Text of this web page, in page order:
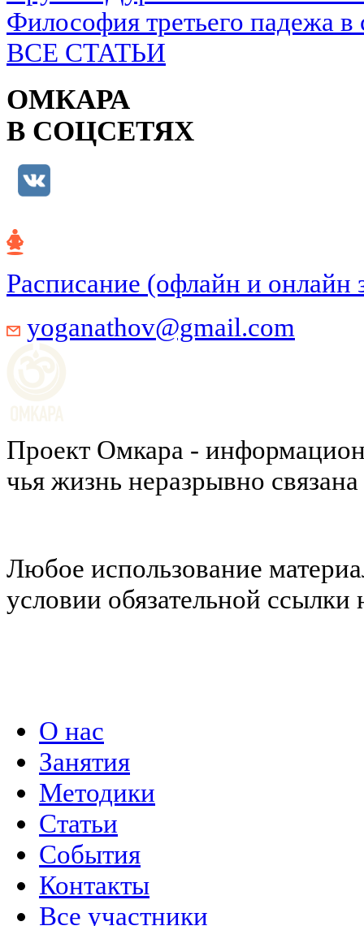
Философия третьего падежа в
ВСЕ СТАТЬИ
ОМКАРА
В СОЦСЕТЯХ
Расписание (офлайн и онлайн
yoganathov@gmail.com
Проект Омкара -
чья жизнь неразрывно
Любое использование
условии обязательной ссылки
О нас
Занятия
Методики
Статьи
События
Контакты
Все участники